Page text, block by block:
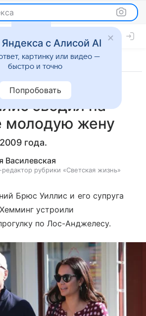
жизнь
сводил на
молодую жену
года.
Василевская
рубрики «Светская жизнь»
Брюс Уиллис и его супруга
устроили
по Лос-Анджелесу.
с Алисой AI
картинку или видео —
быстро и точно
Попробовать